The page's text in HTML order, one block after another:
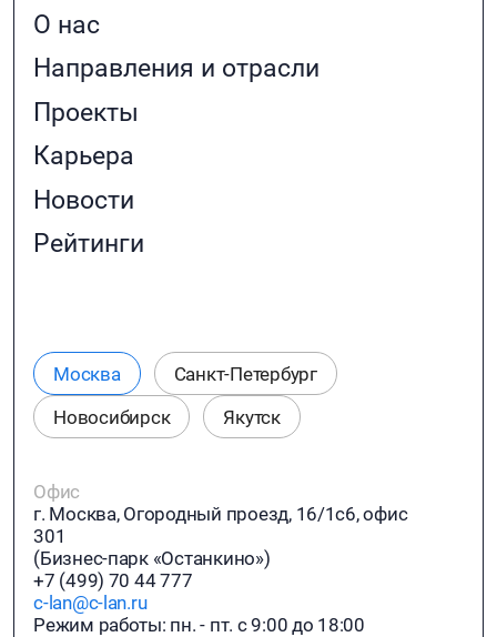
О нас
Направления и отрасли
Проекты
Карьера
Новости
Рейтинги
Москва
Санкт-Петербург
Новосибирск
Якутск
Офис
г. Москва, Огородный проезд, 16/1с6, офис
301
(Бизнес-парк «Останкино»)
+7 (499) 70 44 777
c-lan@c-lan.ru
Режим работы: пн. - пт. с 9:00 до 18:00